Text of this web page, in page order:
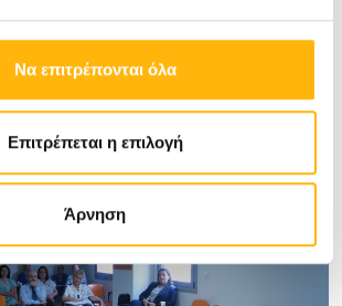
Να επιτρέπονται όλα
Επιτρέπεται η επιλογή
Άρνηση